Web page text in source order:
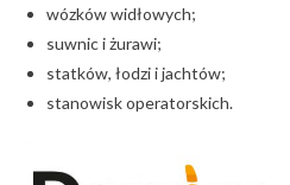
wózków widłowych;
suwnic i żurawi;
statków, łodzi i jachtów;
stanowisk operatorskich.